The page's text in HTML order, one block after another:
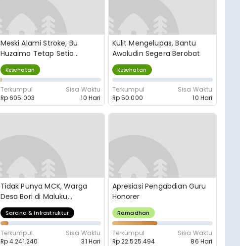
Meski Alami Stroke, Bu
Huzaima Tetap Setia
Merawat Sang Suami
Kesehatan
Terkumpul
Rp 605.003
Sisa Waktu
10 Hari
Kulit Mengelupas, Bantu
Awaludin Segera Berobat
Kesehatan
Terkumpul
Rp 50.000
Sisa Waktu
10 Hari
Tidak Punya MCK, Warga
Desa Bori di Maluku
Terpaksa Mandi dan Buang
Air di Sungai
Sarana & Infrastruktur
Terkumpul
Rp 4.241.240
Sisa Waktu
31 Hari
Apresiasi Pengabdian Guru
Honorer
Ramadhan
Terkumpul
Rp 22.525.494
Sisa Waktu
86 Hari